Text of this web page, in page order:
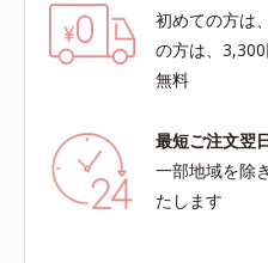
初めての方は
の方は、
無料
最短ご注文翌
一部地域を除
たします